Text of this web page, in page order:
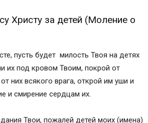
Христу за детей (Моление о
пусть будет милость Твоя на детях
их под кровом Твоим, покрой от
них всякого врага, открой им уши и
и смирение сердцам их.
Твои, пожалей детей моих (имена)